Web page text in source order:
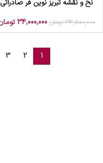
نخ و نقشه تبریز نوین فر صادراتی
34,500,000 تومان 34,000,000
1
2
3